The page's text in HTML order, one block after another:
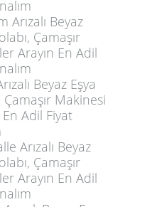
Arızalı Beyaz
Çamaşır
Arayın En Adil
Beyaz Eşya
Makinesi
Adil Fiyat
Arızalı Beyaz
Çamaşır
Arayın En Adil